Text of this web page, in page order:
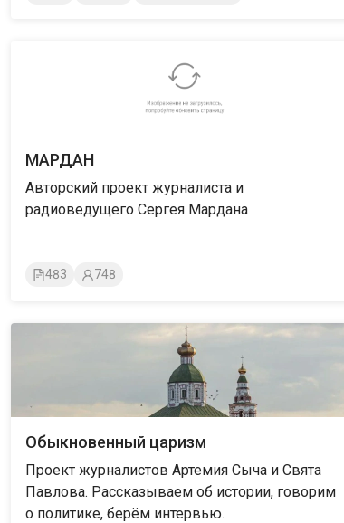
МАРДАН
Авторский проект журналиста и
радиоведущего Сергея Мардана
483 748
Обыкновенный царизм
Проект журналистов Артемия Сыча и Свята
Павлова. Рассказываем об истории, говорим
о политике, берём интервью.